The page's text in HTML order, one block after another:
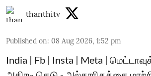
thanthitv
Published on: 08 Aug 2026, 1:52 pm
India | Fb | Insta | Meta |